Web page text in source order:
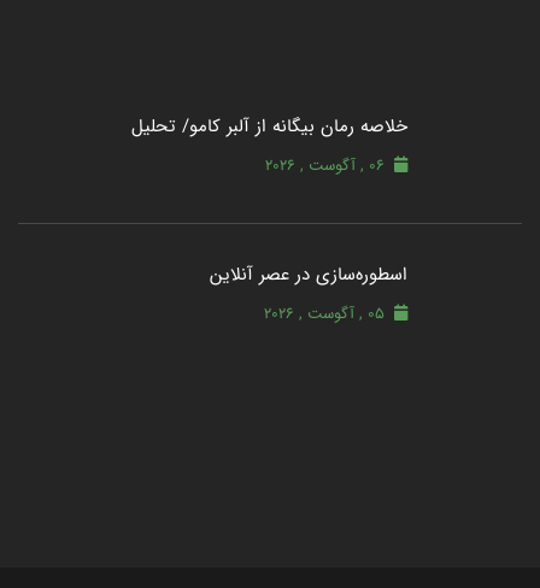
خلاصه رمان بیگانه از آلبر کامو/ تحلیل
06 , آگوست , 2026
اسطوره‌سازی در عصر آنلاین
05 , آگوست , 2026